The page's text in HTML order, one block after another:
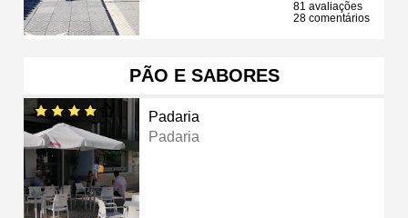
81 avaliações
28 comentários
PÃO E SABORES
Padaria
Padaria